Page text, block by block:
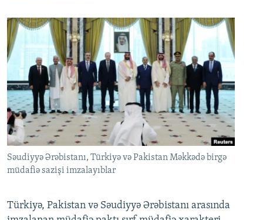
Səudiyyə Ərəbistanı, Türkiyə və Pakistan Məkkədə birgə
müdafiə sazişi imzalayıblar
Türkiyə, Pakistan və Səudiyyə Ərəbistanı arasında